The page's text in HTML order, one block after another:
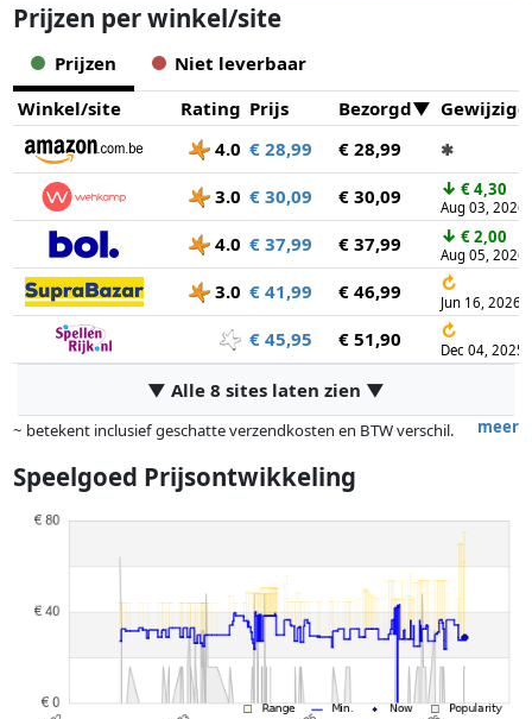
Prijzen per winkel/site
Prijzen
Niet leverbaar
Winkel/site
Rating Prijs Bezorgd
Gewijzigd
4.0 € 28,99 € 28,99 ✱
3.0 € 30,09 € 30,09 ↓ € 4,30
Aug 03, 2026
4.0 € 37,99 € 37,99 ↓ € 2,00
Aug 05, 2026
3.0 € 41,99 € 46,99 ↻
Jun 16, 2026
€ 45,95 € 51,90 ↻
Dec 04, 2025
▼ Alle 8 sites laten zien ▼
meer
~ betekent inclusief geschatte verzendkosten en BTW verschil.
gewicht.
controle. Volgorde is puur op basis van prijs, vergoedingen door
partners hebben hier geen enkele invoed op. Alleen bij gelijke prijzen
kunnen historische prestaties de volgorde beïnvloeden.
Speelgoed Prijsontwikkeling